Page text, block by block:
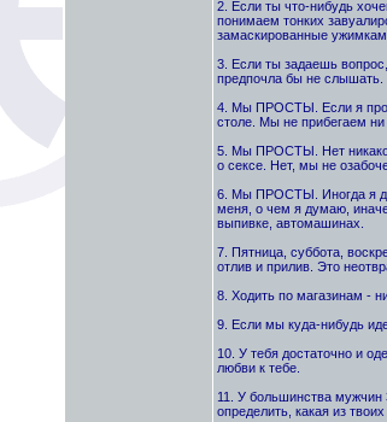
2. Если ты что-нибудь
понимаем тонких
замаскированные
3. Если ты задаешь
предпочла бы не слышать.
4. Мы ПРОСТЫ. Если я
столе. Мы не прибегаем
5. Мы ПРОСТЫ. Нет
о сексе. Нет, мы не
6. Мы ПРОСТЫ. Иногда я
меня, о чем я думаю,
выпивке, автомашинах.
7. Пятница, суббота,
отлив и прилив. Это
8. Ходить по магазинам -
9. Если мы куда-нибудь
10. У тебя достаточно и
любви к тебе.
11. У большинства
определить, какая из